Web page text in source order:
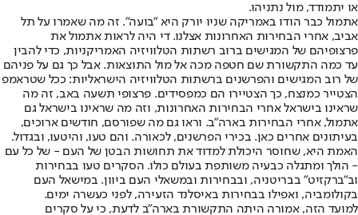
או יתמודד, מול נתניהו.
אתמול כבר הודו באמריקה שניו יורק היא "בועה". זה מה שאמרו על תל
אביב, אחרי הבחירות האחרונות אצלנו. די היה לראות אתמול את
פרצופיהם של המגישים ברוב רשתות הטלוויזיה האמריקניות, כדי להבין
עד כמה התקשורת שם חטפה מכה אל מול התוצאות. אבל כך גם על פניהם
של רוב המגישים והפרשנים ברשתות הטלוויזיה הישראליות: ככל שטראמפ
הצטייר כמנצח, כך הצטיירו הם כמפסידים. פרצופי תשעה באב, זה מה
שראינו בישראל אחרי הבחירות האחרונות, וזה מה שראינו בישראל גם
אתמול, אחרי הבחירות בארה"ב. וראו גם מה שפורסם, חודשים ארוכים,
בעיתונים אחרים כאן. בכירי הפרשנים, לכאורה. והם טעו, והיטעו, ובגדול.
האמת היא, שחוסר היכולת למדוד את תחושות הבטן של העם - של כל עם
- הולך ומתגלה כבעיה משותפת בעולם כולו. הסקרים טעו בבחירות
וב"ברקזיט" בבריטניה, ובבחירות ובמשאלי העם ביוון. במישאל העם
בקולומביה, ואפילו בבחירות באיסלנד הזעירה, לפני כעשרה ימים.
למועד הזה, אמורה היתה התקשורת בארה"ב לדעת, כי על סקרים